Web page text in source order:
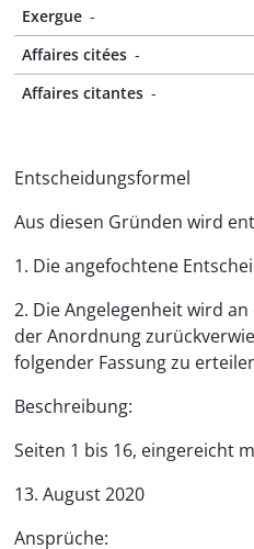
Exergue -
Affaires citées -
Affaires citantes -
Entscheidungsformel
Aus diesen Gründen wird
1. Die angefochtene
2. Die Angelegenheit wird
der Anordnung
folgender Fassung zu
Beschreibung:
Seiten 1 bis 16, eingereicht
13. August 2020
Ansprüche: